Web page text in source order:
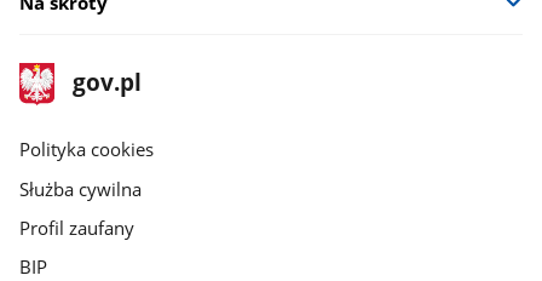
stopka
gov.pl
Strona
gov.pl
gov.pl
Polityka cookies
Służba cywilna
Profil zaufany
BIP